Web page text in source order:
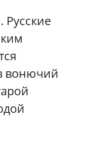
Русские
вонючий